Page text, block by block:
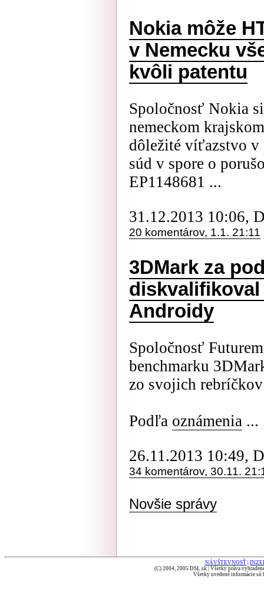
Nokia môže
v Nemecku
kvôli patentu
Spoločnosť Nokia
nemeckom
dôležité víťazstvo
súd v spore o
EP1148681 ...
31.12.2013 10:06,
20 komentárov, 1.1. 21:11
3DMark za
diskvalifikoval
Androidy
Spoločnosť
benchmarku
zo svojich
Podľa oznámenia ...
26.11.2013 10:49,
34 komentárov, 30.11.
Novšie správy
NÁVŠTEVNOSŤ
(C) 2004, 2005 DSL.sk | Všetky práva
Všetky uvedené informácie sú